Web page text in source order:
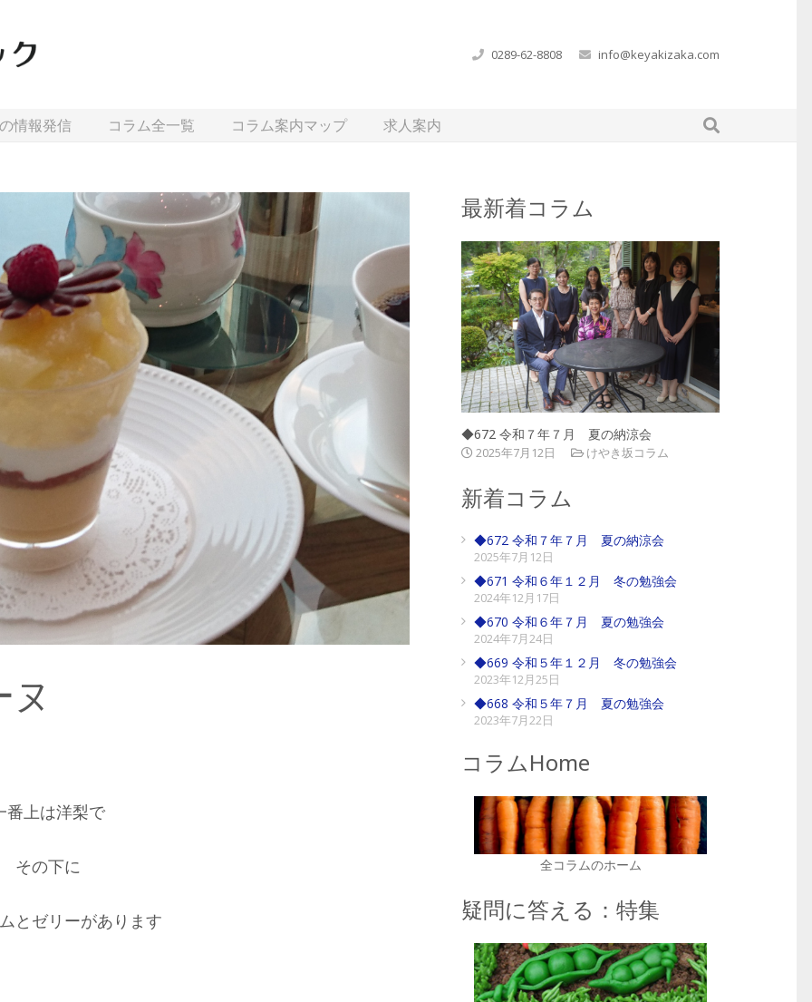
0289-62-8808 info@keyakizaka.com
情報発信 コラム全一覧 コラム案内マップ 求人案内
番上は洋梨で
その下に
とゼリーがあります
最新着コラム
◆672 令和７年７月 夏の納涼会
2025年7月12日 けやき坂コラム
新着コラム
◆672 令和７年７月 夏の納涼会
2025年7月12日
◆671 令和６年１２月 冬の勉強会
2024年12月17日
◆670 令和６年７月 夏の勉強会
2024年7月24日
◆669 令和５年１２月 冬の勉強会
2023年12月25日
◆668 令和５年７月 夏の勉強会
2023年7月22日
コラムHome
全コラムのホーム
疑問に答える：特集